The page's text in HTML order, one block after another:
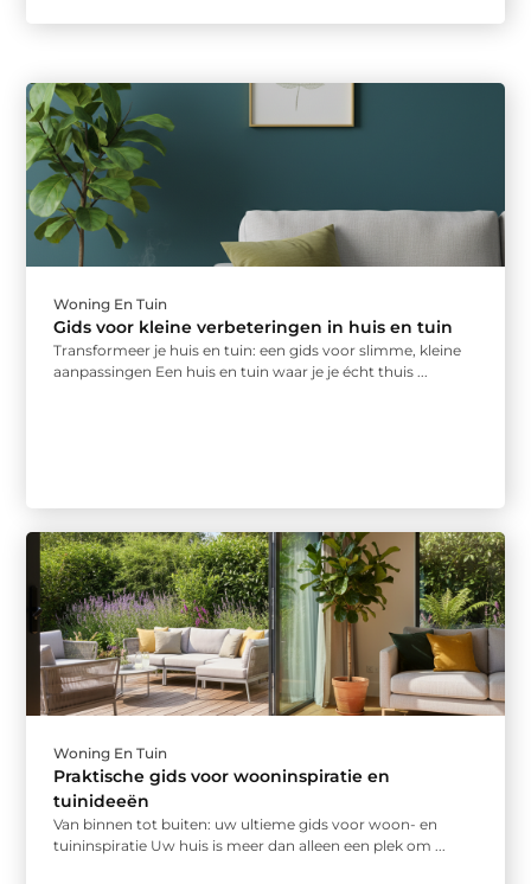
Woning En Tuin
Gids voor kleine verbeteringen in huis en tuin
Transformeer je huis en tuin: een gids voor slimme, kleine
aanpassingen Een huis en tuin waar je je écht thuis ...
Woning En Tuin
Praktische gids voor wooninspiratie en
tuinideeën
Van binnen tot buiten: uw ultieme gids voor woon- en
tuininspiratie Uw huis is meer dan alleen een plek om ...